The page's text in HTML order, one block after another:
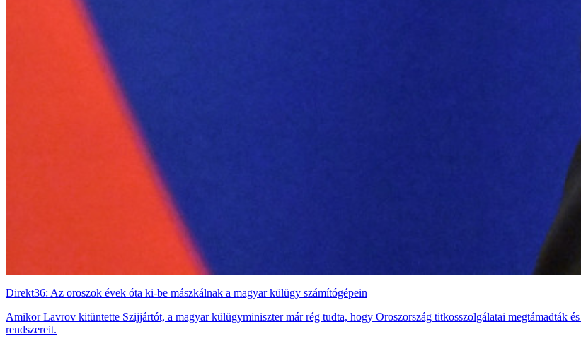
Direkt36: Az oroszok évek óta ki-be mászkálnak a magyar külügy számítógépein
Amikor Lavrov kitüntette Szijjártót, a magyar külügyminiszter már rég tudta, hogy Oroszország titkosszolgálatai megtámadták
rendszereit.